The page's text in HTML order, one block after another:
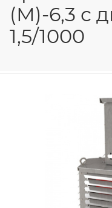
(М)-6,3 с
1,5/1000